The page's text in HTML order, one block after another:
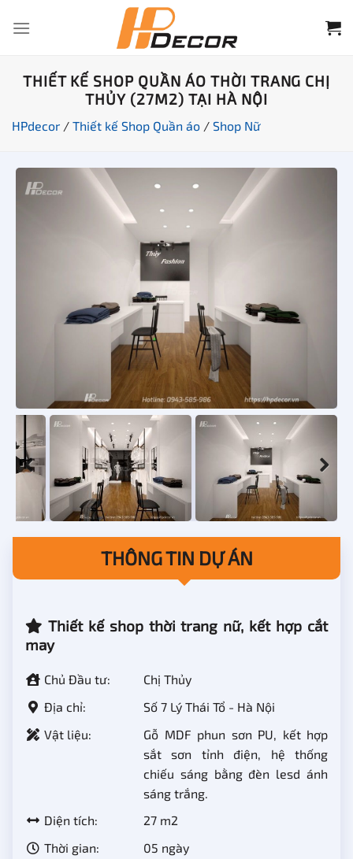
đến
THIẾT KẾ SHOP QUẦN ÁO THỜI TRANG CHỊ
THỦY (27M2) TẠI HÀ NỘI
HPdecor / Thiết kế Shop Quần áo / Shop Nữ
THÔNG TIN DỰ ÁN
Thiết kế shop thời trang nữ, kết hợp cắt
may
Chủ Đầu tư:
Chị Thủy
Địa chỉ:
Số 7 Lý Thái Tổ - Hà Nội
Vật liệu:
Gỗ MDF phun sơn PU, kết hợp
sắt sơn tỉnh điện, hệ thống
chiếu sáng bằng đèn lesd ánh
sáng trắng.
Diện tích:
27 m2
Thời gian:
05 ngày